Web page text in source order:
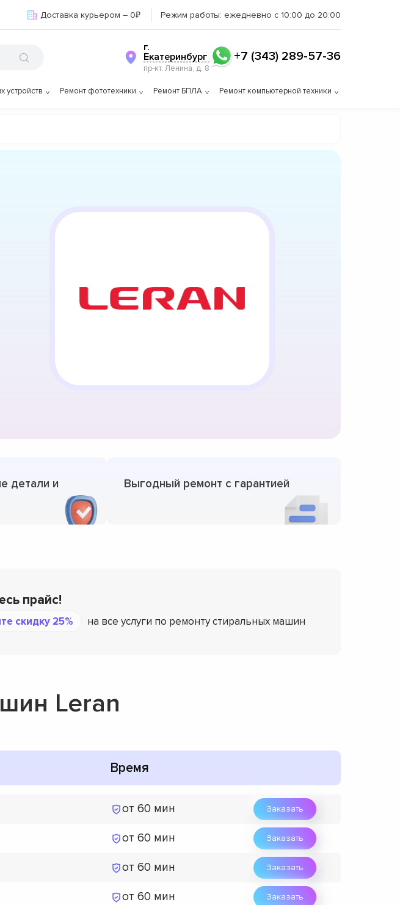
Доставка курьером – 0₽ Режим работы: ежедневно с 10:00 до 20:00
г.
Екатеринбург
пр-кт. Ленина, д. 8
+7 (343) 289-57-36
устройств Ремонт фототехники Ремонт БПЛА Ремонт компьютерной техники
детали и
Выгодный ремонт с гарантией
прайс!
скидку 25%
на все услуги по ремонту стиральных машин
Leran
Время
от 60 мин Заказать
от 60 мин Заказать
от 60 мин Заказать
от 60 мин Заказать